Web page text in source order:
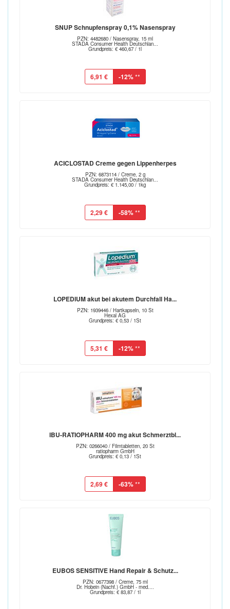
SNUP Schnupfenspray 0,1% Nasenspray
PZN: 4482680 / Nasenspray, 15 ml
STADA Consumer Health Deutschlan...
Grundpreis: € 460,67 / 1l
6,91 € -12%**
ACICLOSTAD Creme gegen Lippenherpes
PZN: 6873114 / Creme, 2 g
STADA Consumer Health Deutschlan...
Grundpreis: € 1.145,00 / 1kg
2,29 € -58%**
LOPEDIUM akut bei akutem Durchfall Ha...
PZN: 1939446 / Hartkapseln, 10 St
Hexal AG
Grundpreis: € 0,53 / 1St
5,31 € -12%**
IBU-RATIOPHARM 400 mg akut Schmerztbl...
PZN: 0266040 / Filmtabletten, 20 St
ratiopharm GmbH
Grundpreis: € 0,13 / 1St
2,69 € -63%**
EUBOS SENSITIVE Hand Repair & Schutz...
PZN: 0677398 / Creme, 75 ml
Dr. Hobein (Nachf.) GmbH - med....
Grundpreis: € 83,87 / 1l